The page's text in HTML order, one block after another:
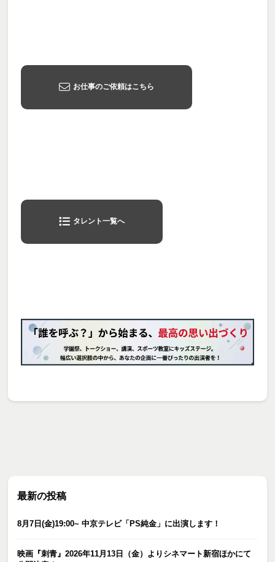
お仕事のご依頼はこちら
タレント一覧へ
最新の投稿
8月7日(金)19:00~ 中京テレビ「PS純金」に出演します！
映画『刺青』2026年11月13日（金）よりシネマート新宿ほかにて